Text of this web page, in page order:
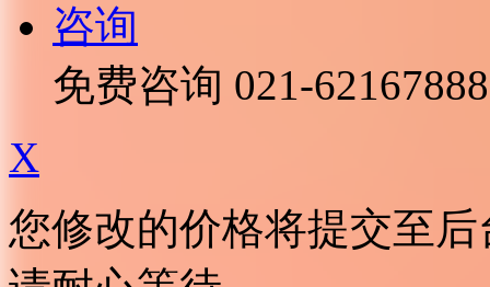
咨询
免费咨询 021-62167888
X
您修改的价格将提交至